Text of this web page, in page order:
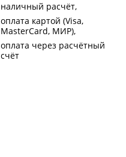
наличный расчёт
оплата картой (Visa,
MasterCard, МИР)
оплата через расчётный
счёт